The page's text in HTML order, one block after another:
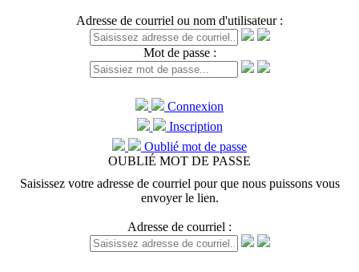
Adresse de courriel ou nom d'utilisateur :
Mot de passe :
Connexion
Inscription
Oublié mot de passe
OUBLIÉ MOT DE PASSE
Saisissez votre adresse de courriel pour que nous puissons vous
envoyer le lien.
Adresse de courriel :